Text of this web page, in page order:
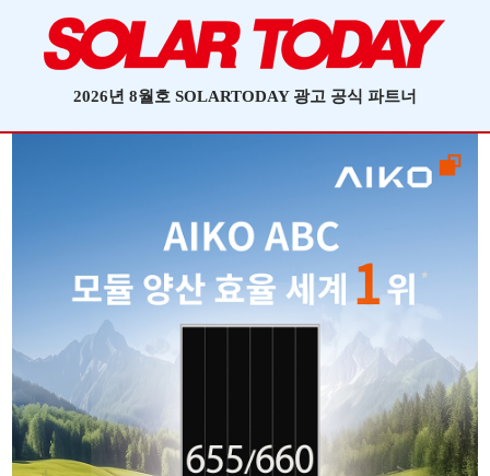
2026년 8월호 SOLARTODAY 광고 공식 파트너